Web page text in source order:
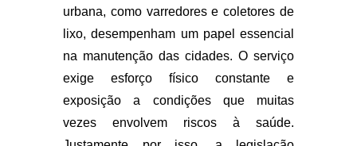
urbana, como varredores e coletores de
lixo, desempenham um papel essencial
na manutenção das cidades. O serviço
exige esforço físico constante e
exposição a condições que muitas
vezes envolvem riscos à saúde.